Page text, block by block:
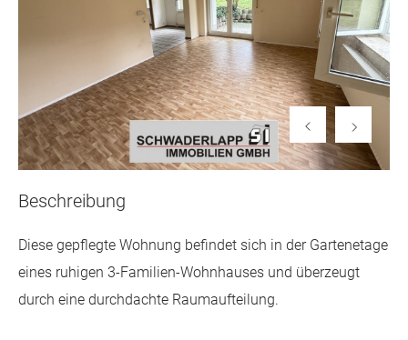
Beschreibung
Diese gepflegte Wohnung befindet sich in der Gartenetage
eines ruhigen 3-Familien-Wohnhauses und überzeugt
durch eine durchdachte Raumaufteilung.